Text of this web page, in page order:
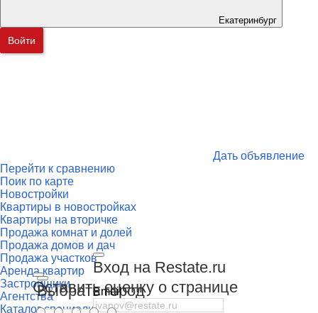
Екатеринбург
Войти
Дать объявление
Перейти к сравнению
Поик по карте
Новостройки
Квартиры в новостройках
Квартиры на вторичке
Продажа комнат и долей
Продажа домов и дач
Продажа участков
Аренда квартир
Застройщики
Агентства
Каталог специалистов
Выбрать город
Вход на Restate.ru
Email
Оставить оценку о странице